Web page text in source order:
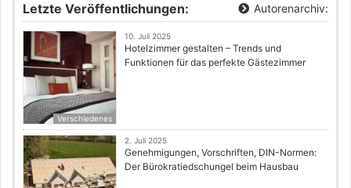
Letzte Veröffentlichungen: Autorenarchiv:
Verschiedenes
10. Juli 2025
Hotelzimmer gestalten – Trends und
Funktionen für das perfekte Gästezimmer
2. Juli 2025
Genehmigungen, Vorschriften, DIN-Normen:
Der Bürokratiedschungel beim Hausbau